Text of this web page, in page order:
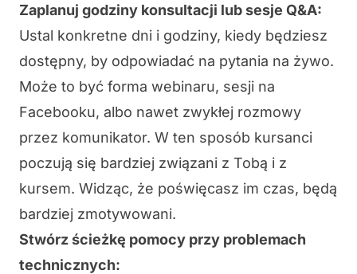
Zaplanuj godziny konsultacji lub sesje Q&A:
Ustal konkretne dni i godziny, kiedy będziesz
dostępny, by odpowiadać na pytania na żywo.
Może to być forma webinaru, sesji na
Facebooku, albo nawet zwykłej rozmowy
przez komunikator. W ten sposób kursanci
poczują się bardziej związani z Tobą i z
kursem. Widząc, że poświęcasz im czas, będą
bardziej zmotywowani.
Stwórz ścieżkę pomocy przy problemach
technicznych: